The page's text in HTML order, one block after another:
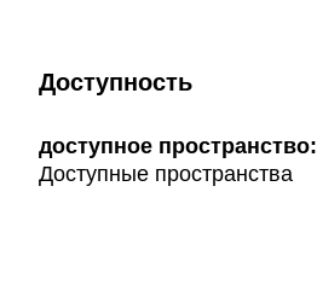
Доступность
доступное пространство:
Доступные пространства